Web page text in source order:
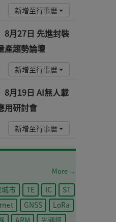
新增至行事曆
8月27日 先進封裝
產趨勢論壇
新增至行事曆
8月19日 AI無人載
用研討會
新增至行事曆
More →
市 TE IC
ST
GNSS
LoRa
ARM
光通訊